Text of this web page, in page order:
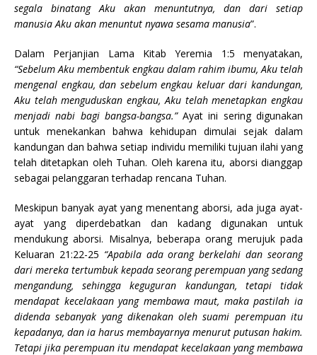
segala binatang Aku akan menuntutnya, dan dari setiap
manusia Aku akan menuntut nyawa sesama manusia”.
Dalam Perjanjian Lama Kitab Yeremia 1:5 menyatakan,
“Sebelum Aku membentuk engkau dalam rahim ibumu, Aku telah
mengenal engkau, dan sebelum engkau keluar dari kandungan,
Aku telah menguduskan engkau, Aku telah menetapkan engkau
menjadi nabi bagi bangsa-bangsa.”Ayat ini sering digunakan
untuk menekankan bahwa kehidupan dimulai sejak dalam
kandungan dan bahwa setiap individu memiliki tujuan ilahi yang
telah ditetapkan oleh Tuhan. Oleh karena itu, aborsi dianggap
sebagai pelanggaran terhadap rencana Tuhan.
Meskipun banyak ayat yang menentang aborsi, ada juga ayat-
ayat yang diperdebatkan dan kadang digunakan untuk
mendukung aborsi. Misalnya, beberapa orang merujuk pada
Keluaran 21:22-25 “Apabila ada orang berkelahi dan seorang
dari mereka tertumbuk kepada seorang perempuan yang sedang
mengandung, sehingga keguguran kandungan, tetapi tidak
mendapat kecelakaan yang membawa maut, maka pastilah ia
didenda sebanyak yang dikenakan oleh suami perempuan itu
kepadanya, dan ia harus membayarnya menurut putusan hakim.
Tetapi jika perempuan itu mendapat kecelakaan yang membawa